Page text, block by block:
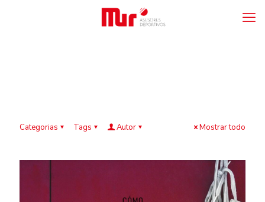
Categorias Tags Autor Mostrar todo